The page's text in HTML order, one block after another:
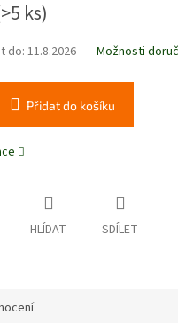
ks)
do: 11.8.2026 Možnosti
Přidat do košíku
HLÍDAT SDÍLET